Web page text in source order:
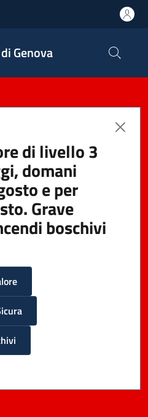
Genova
di livello 3
domani
e per
Grave
boschivi